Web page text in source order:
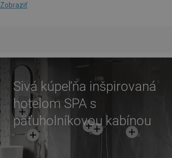
Zobraziť
Sivá kúpeľňa inšpirovaná
hotelom SPA s
päťuholníkovou kabínou